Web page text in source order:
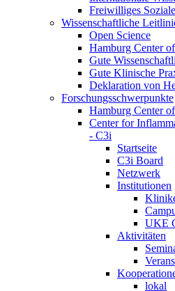
Freiwilliges
Wissenschaftliche
Open Science
Hamburg Center
Gute
Gute Klinische
Deklaration von
Forschungsschwerpunkte
Hamburg Center
Center for
- C3i
Startseite
C3i Board
Netzwerk
Institutionen
UKE
Aktivitäten
lokal